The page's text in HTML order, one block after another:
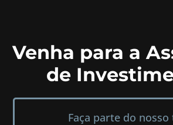
Venha para a
de
Faça parte do